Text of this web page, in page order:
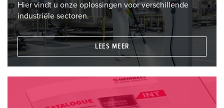
Hier vindt u onze oplossingen voor verschillende
industriële sectoren.
LEES MEER